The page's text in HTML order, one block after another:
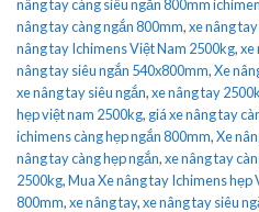
nâng tay càng siêu ngắn 800mm
nâng tay càng ngắn 800mm,xe nâng
nâng tay Ichimens Việt Nam 2500kg,xe
nâng tay siêu ngắn 540x800mm,Xe
xe nâng tay siêu ngắn,xe nâng tay
hẹp việt nam 2500kg, giá xe nâng tay
ichimens càng hẹp ngắn 800mm,Xe
nâng tay càng hẹp ngắn,xe nâng tay
2500kg,Mua Xe nâng tay Ichimens hẹp
800mm,xe nâng tay,xe nâng tay siêu